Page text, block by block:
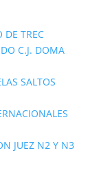
DE TREC
C.J. DOMA
SALTOS
JUEZ N2 Y N3